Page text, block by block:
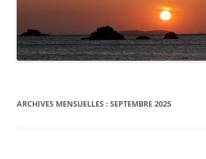
ARCHIVES MENSUELLES : SEPTEMBRE 2025